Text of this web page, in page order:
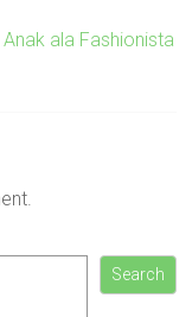
ala Fashionista
Search